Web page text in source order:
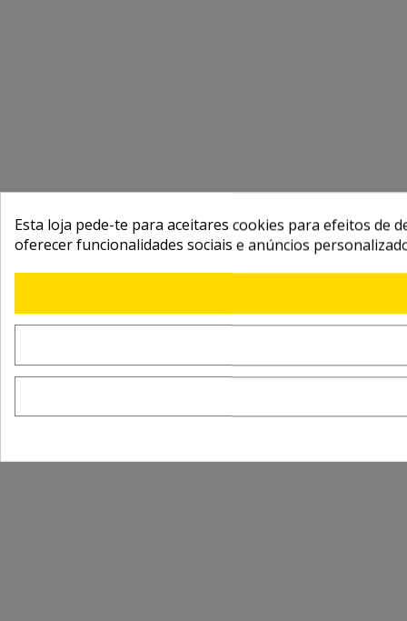
Esta loja pede-te para aceitares cookies para efeitos de
oferecer funcionalidades sociais e anúncios